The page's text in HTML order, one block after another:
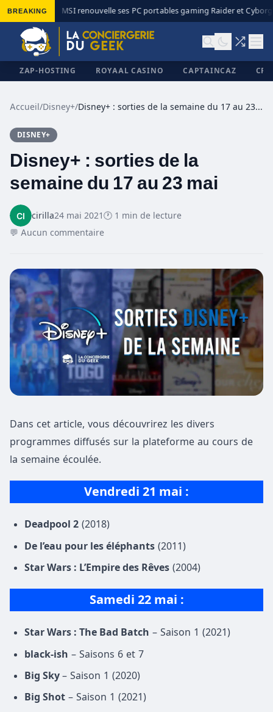
BREAKING MSI renouvelle ses PC portables gaming Raider et
ZAP-HOSTING ROYAAL CASINO CAPTAINCAZ
Accueil/Disney+/ Disney+ : sorties de la semaine du 17 au 23 mai
DISNEY+
Disney+ : sorties de la
semaine du 17 au 23 mai
cirilla24 mai 2021🕐 1 min de lecture
💬 Aucun commentaire
Dans cet article, vous découvrirez les divers
programmes diffusés sur la plateforme au cours de
la semaine écoulée.
Vendredi 21 mai :
Deadpool 2 (2018)
De l’eau pour les éléphants (2011)
Star Wars : L’Empire des Rêves (2004)
Samedi 22 mai :
Star Wars : The Bad Batch – Saison 1 (2021)
black-ish – Saisons 6 et 7
Big Sky – Saison 1 (2020)
Big Shot – Saison 1 (2021)